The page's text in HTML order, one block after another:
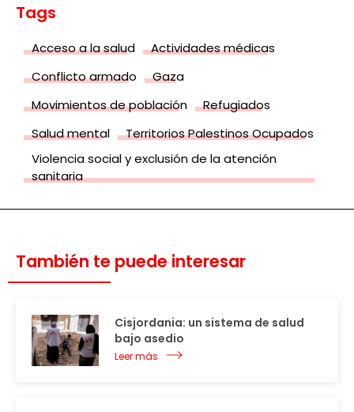
Tags
Acceso a la salud
Actividades médicas
Conflicto armado
Gaza
Movimientos de población
Refugiados
Salud mental
Territorios Palestinos Ocupados
Violencia social y exclusión de la atención
sanitaria
También te puede interesar
Cisjordania: un sistema de salud
bajo asedio
Leer más